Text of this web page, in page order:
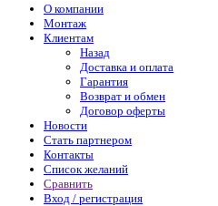
О компании
Монтаж
Клиентам
Назад
Доставка и оплата
Гарантия
Возврат и обмен
Договор оферты
Новости
Стать партнером
Контакты
Список желаний
Сравнить
Вход / регистрация